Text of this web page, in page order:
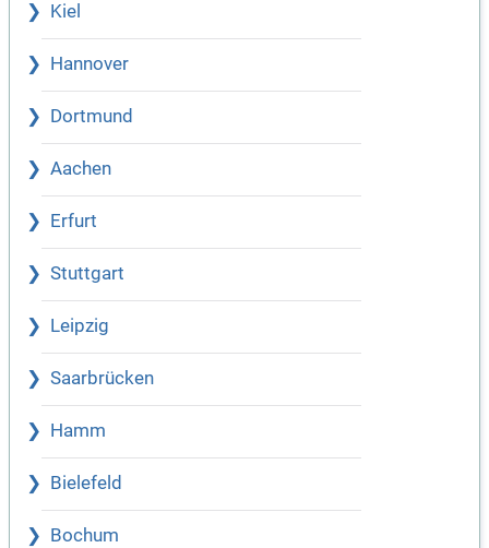
Kiel
Hannover
Dortmund
Aachen
Erfurt
Stuttgart
Leipzig
Saarbrücken
Hamm
Bielefeld
Bochum